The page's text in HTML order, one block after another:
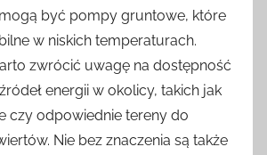
być pompy gruntowe, które
w niskich temperaturach.
zwrócić uwagę na dostępność
energii w okolicy, takich jak
czy odpowiednie tereny do
Nie bez znaczenia są także